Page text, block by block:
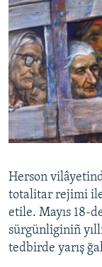
SÜRET
BLOGLAR
FİKİR
Русский
Українською
RFE/RS bütün
Herson
totalitar rejimi ile
etile. Mayıs 18-
sürgünliginiñ
tedbirde yarış